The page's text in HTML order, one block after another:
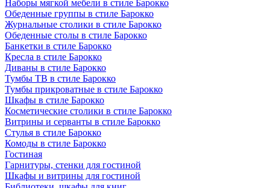
Наборы мягкой мебели в стиле Барокко
Обеденные группы в стиле Барокко
Журнальные столики в стиле Барокко
Обеденные столы в стиле Барокко
Банкетки в стиле Барокко
Кресла в стиле Барокко
Диваны в стиле Барокко
Тумбы ТВ в стиле Барокко
Тумбы прикроватные в стиле Барокко
Шкафы в стиле Барокко
Косметические столики в стиле Барокко
Витрины и серванты в стиле Барокко
Стулья в стиле Барокко
Комоды в стиле Барокко
Гостиная
Гарнитуры, стенки для гостиной
Шкафы и витрины для гостиной